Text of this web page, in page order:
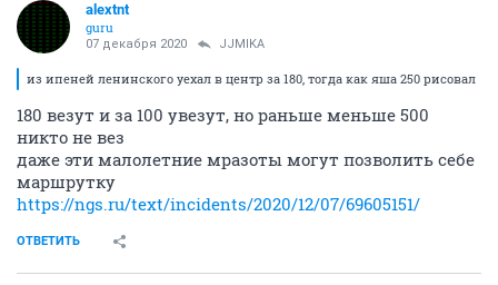
alextnt
guru
07 декабря 2020 JJMIKA
из ипеней ленинского уехал в центр за 180, тогда как яша 250 рисовал
180 везут и за 100 увезут, но раньше меньше 500
никто не вез
даже эти малолетние мразоты могут позволить себе
маршрутку
https://ngs.ru/text/incidents/2020/12/07/69605151/
ОТВЕТИТЬ